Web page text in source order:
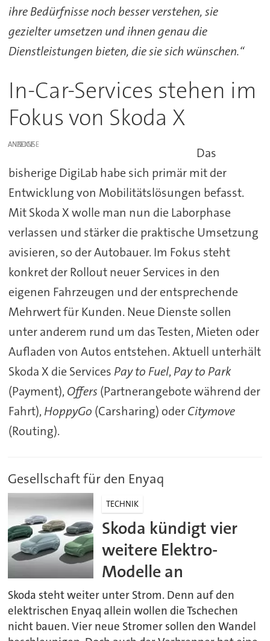
ihre Bedürfnisse noch besser verstehen, sie
gezielter umsetzen und ihnen genau die
Dienstleistungen bieten, die sie sich wünschen.“
In-Car-Services stehen im
Fokus von Skoda X
ANZEIGE
Das
bisherige DigiLab habe sich primär mit der
Entwicklung von Mobilitätslösungen befasst.
Mit Skoda X wolle man nun die Laborphase
verlassen und stärker die praktische Umsetzung
avisieren, so der Autobauer. Im Fokus steht
konkret der Rollout neuer Services in den
eigenen Fahrzeugen und der entsprechende
Mehrwert für Kunden. Neue Dienste sollen
unter anderem rund um das Testen, Mieten oder
Aufladen von Autos entstehen. Aktuell unterhält
Skoda X die Services Pay to Fuel, Pay to Park
(Payment), Offers (Partnerangebote während der
Fahrt), HoppyGo (Carsharing) oderCitymove
(Routing).
Gesellschaft für den Enyaq
TECHNIK
Skoda kündigt vier
weitere Elektro-
Modelle an
Skoda steht weiter unter Strom. Denn auf den
elektrischen Enyaq allein wollen die Tschechen
nicht bauen. Vier neue Stromer sollen den Wandel